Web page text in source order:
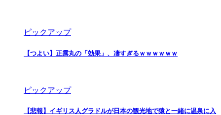
ピックアップ
【つよい】正露丸の「効果」、凄すぎるｗｗｗｗｗｗ
ピックアップ
【悲報】イギリス人グラドルが日本の観光地で猿と一緒に温泉に入